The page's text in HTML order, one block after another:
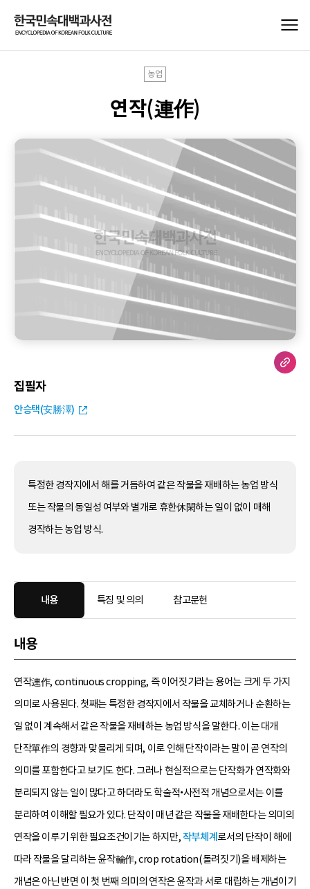
농업
연작(連作)
집필자
안승택(安勝澤)
특정한 경작지에서 해를 거듭하여 같은 작물을 재배하는 농업 방식
또는 작물의 동일성 여부와 별개로 휴한休閑하는 일이 없이 매해
경작하는 농업 방식.
내용 특징 및 의의 참고문헌
내용
연작連作, continuous cropping, 즉 이어짓기라는 용어는 크게 두 가지
의미로 사용된다. 첫째는 특정한 경작지에서 작물을 교체하거나 순환하는
일 없이 계속해서 같은 작물을 재배하는 농업 방식을 말한다. 이는 대개
단작單作의 경향과 맞물리게 되며, 이로 인해 단작이라는 말이 곧 연작의
의미를 포함한다고 보기도 한다. 그러나 현실적으로는 단작화가 연작화와
분리되지 않는 일이 많다고 하더라도 학술적•사전적 개념으로서는 이를
분리하여 이해할 필요가 있다. 단작이 매년 같은 작물을 재배한다는 의미의
연작을 이루기 위한 필요조건이기는 하지만,작부체계 로서의 단작이 해에
따라 작물을 달리하는 윤작輪作, crop rotation(돌려짓기)을 배제하는
개념은 아닌 반면 이 첫 번째 의미의 연작은 윤작과 서로 대립하는 개념이기